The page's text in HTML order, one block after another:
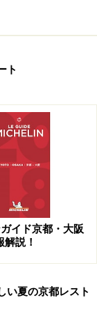
の北東側に東
没するという、
なモンテヴェル
。
るよう、待合
まで全面ガラス
ローリングの
然に溶け込ん
ト
イド京都・大阪
説！
い夏の京都レスト